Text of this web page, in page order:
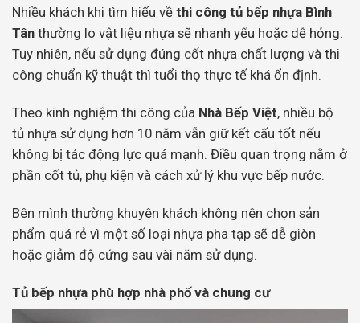
Nhiều khách khi tìm hiểu về thi công tủ bếp nhựa Bình
Tân thường lo vật liệu nhựa sẽ nhanh yếu hoặc dễ hỏng.
Tuy nhiên, nếu sử dụng đúng cốt nhựa chất lượng và thi
công chuẩn kỹ thuật thì tuổi thọ thực tế khá ổn định.
Theo kinh nghiệm thi công của Nhà Bếp Việt, nhiều bộ
tủ nhựa sử dụng hơn 10 năm vẫn giữ kết cấu tốt nếu
không bị tác động lực quá mạnh. Điều quan trọng nằm ở
phần cốt tủ, phụ kiện và cách xử lý khu vực bếp nước.
Bên mình thường khuyên khách không nên chọn sản
phẩm quá rẻ vì một số loại nhựa pha tạp sẽ dễ giòn
hoặc giảm độ cứng sau vài năm sử dụng.
Tủ bếp nhựa phù hợp nhà phố và chung cư